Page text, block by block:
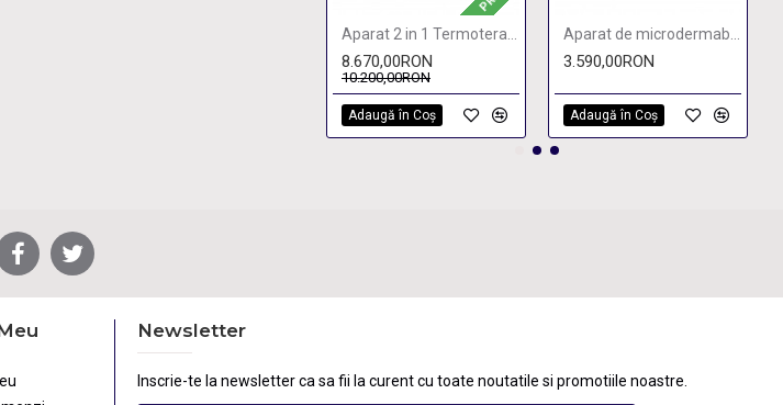
8.670,00RON
10.200,00RON
Adaugă în Coş
3.590,00RON
Adaugă în Coş
Newsletter
Inscrie-te la newsletter ca sa fii la curent cu toate noutatile si promotiile noastre.